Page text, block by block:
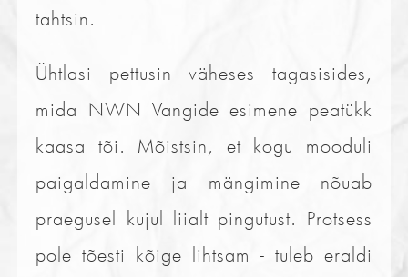
tahtsin.
Ühtlasi pettusin väheses tagasisides,
mida NWN Vangide esimene peatükk
kaasa tõi. Mõistsin, et kogu mooduli
paigaldamine ja mängimine nõuab
praegusel kujul liialt pingutust. Protsess
pole tõesti kõige lihtsam - tuleb eraldi